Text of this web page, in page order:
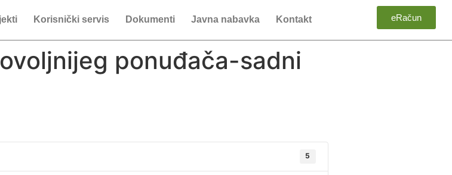
Korisnički servis Dokumenti Javna nabavka Kontakt eRačun
ponuđača-sadni
5